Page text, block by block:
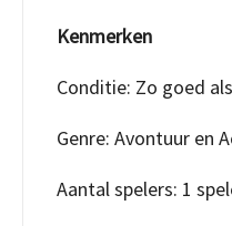
Kenmerken
Conditie: Zo goed
Genre: Avontuur en
Aantal spelers: 1